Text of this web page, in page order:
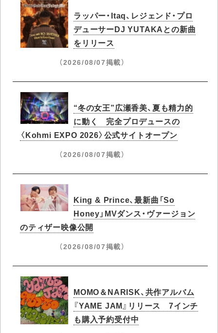
ラッパー・Itaq、レジェンド・プロ
デューサーDJ YUTAKAとの新曲
をリリース
（2026/08/07掲載）
“冬の女王”広瀬香美、夏も精力的
に動く 完全プロデュースの
〈Kohmi EXPO 2026〉公式サイトオープン
（2026/08/07掲載）
King & Prince、最新曲「So
Honey」MVダンス・ヴァージョン
のティザー映像公開
（2026/08/07掲載）
MOMO＆NARISK、共作アルバム
『YAME JAM』リリース 7インチ
も購入予約受付中